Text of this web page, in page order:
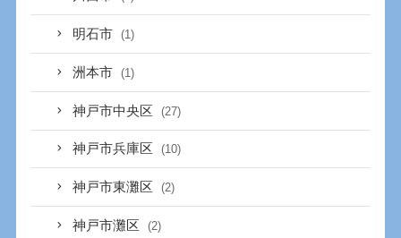
明石市 (1)
洲本市 (1)
神戸市中央区 (27)
神戸市兵庫区 (10)
神戸市東灘区 (2)
神戸市灘区 (2)